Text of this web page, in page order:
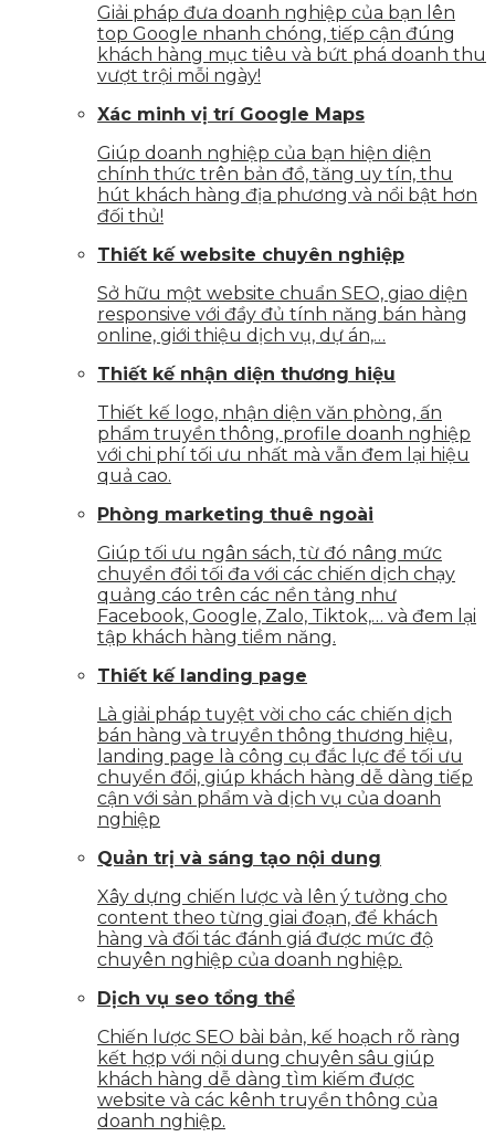
Giải pháp đưa doanh nghiệp của bạn lên
top Google nhanh chóng, tiếp cận đúng
khách hàng mục tiêu và bứt phá doanh thu
vượt trội mỗi ngày!
Xác minh vị trí Google Maps
Giúp doanh nghiệp của bạn hiện diện
chính thức trên bản đồ, tăng uy tín, thu
hút khách hàng địa phương và nổi bật hơn
đối thủ!
Thiết kế website chuyên nghiệp
Sở hữu một website chuẩn SEO, giao diện
responsive với đầy đủ tính năng bán hàng
online, giới thiệu dịch vụ, dự án,…
Thiết kế nhận diện thương hiệu
Thiết kế logo, nhận diện văn phòng, ấn
phẩm truyền thông, profile doanh nghiệp
với chi phí tối ưu nhất mà vẫn đem lại hiệu
quả cao.
Phòng marketing thuê ngoài
Giúp tối ưu ngân sách, từ đó nâng mức
chuyển đổi tối đa với các chiến dịch chạy
quảng cáo trên các nền tảng như
Facebook, Google, Zalo, Tiktok,… và đem lại
tập khách hàng tiềm năng.
Thiết kế landing page
Là giải pháp tuyệt vời cho các chiến dịch
bán hàng và truyền thông thương hiệu,
landing page là công cụ đắc lực để tối ưu
chuyển đổi, giúp khách hàng dễ dàng tiếp
cận với sản phẩm và dịch vụ của doanh
nghiệp
Quản trị và sáng tạo nội dung
Xây dựng chiến lược và lên ý tưởng cho
content theo từng giai đoạn, để khách
hàng và đối tác đánh giá được mức độ
chuyên nghiệp của doanh nghiệp.
Dịch vụ seo tổng thể
Chiến lược SEO bài bản, kế hoạch rõ ràng
kết hợp với nội dung chuyên sâu giúp
khách hàng dễ dàng tìm kiếm được
website và các kênh truyền thông của
doanh nghiệp.